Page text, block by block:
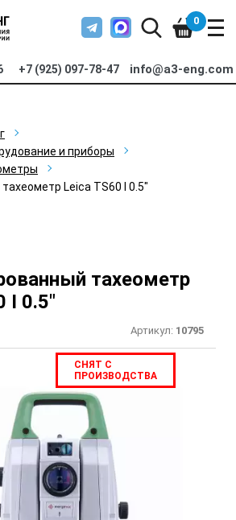
+7 (925) 097-78-47 info@a3-eng.com
0
и приборы
Leica TS60 I 0.5"
тахеометр
I 0.5"
Артикул: 10795
СНЯТ С
ПРОИЗВОДСТВА